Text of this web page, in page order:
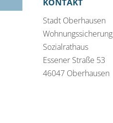
KONTAKT
Stadt Oberhausen
Wohnungssicherung
Sozialrathaus
Essener Straße 53
46047 Oberhausen